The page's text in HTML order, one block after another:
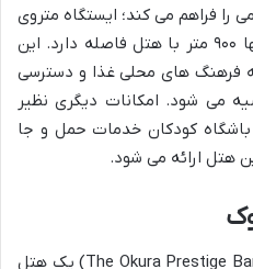
فراهم می کند؛ ایستگاه متروی
Chong Nonsi BTS Skytrain تنها ۹۰۰ متر با هتل فاصله دارد. این
فرهنگ های محلی غذا و دسترسی
می شود. امکانات دیگری نظیر
۲۴ ساعته باغ باشگاه کودکان خدمات حمل و جا
هتل ارائه می شود.
هتل اکورا پرستیژ بانکوک (The Okura Prestige Bangkok) یک هتل